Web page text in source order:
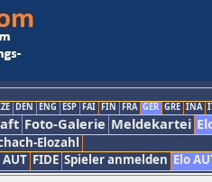
DEN ENG ESP FAI FIN FRA GER GRE INA
Foto-Galerie Meldekartei
Elozahl
FIDE Spieler anmelden Elo